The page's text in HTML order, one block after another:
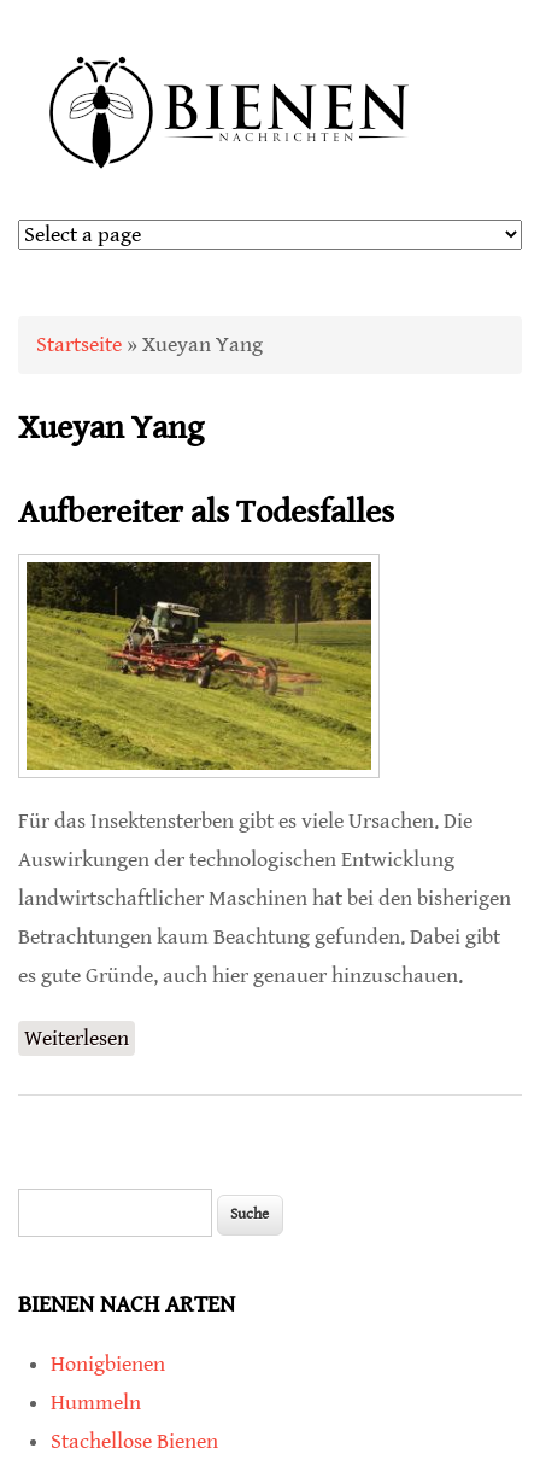
Sie sind hier
Startseite » Xueyan Yang
Xueyan Yang
Aufbereiter als Todesfalles
Für das Insektensterben gibt es viele Ursachen. Die
Auswirkungen der technologischen Entwicklung
landwirtschaftlicher Maschinen hat bei den bisherigen
Betrachtungen kaum Beachtung gefunden. Dabei gibt
es gute Gründe, auch hier genauer hinzuschauen.
Weiterlesen
BIENEN NACH ARTEN
Honigbienen
Hummeln
Stachellose Bienen